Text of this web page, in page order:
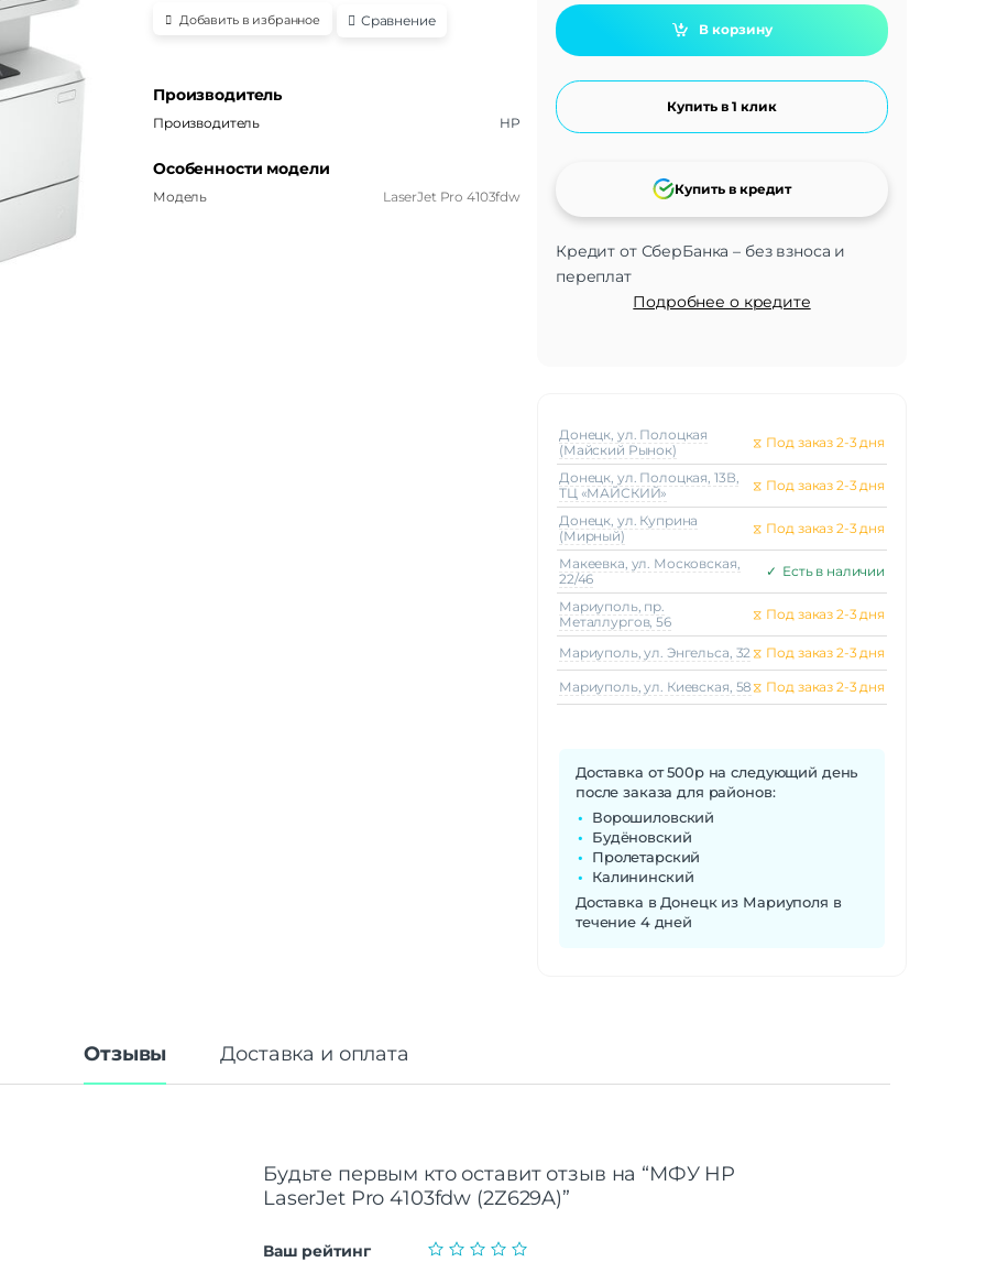
Добавить в избранное Сравнение
Производитель
Производитель HP
Особенности модели
Модель LaserJet Pro 4103fdw
В корзину
Купить в 1 клик
Кредит от СберБанка – без взноса и
переплат
Подробнее о кредите
Купить в кредит
Донецк, ул. Полоцкая
(Майский Рынок)
⧖ Под заказ 2-3 дня
Донецк, ул. Полоцкая, 13В,
ТЦ «МАЙСКИЙ»
⧖ Под заказ 2-3 дня
Донецк, ул. Куприна
(Мирный)
⧖ Под заказ 2-3 дня
Макеeвка, ул. Московская,
22/46
✓ Есть в наличии
Мариуполь, пр.
Металлургов, 56
⧖ Под заказ 2-3 дня
Мариуполь, ул. Энгельса, 32 ⧖ Под заказ 2-3 дня
Мариуполь, ул. Киевская, 58 ⧖ Под заказ 2-3 дня
Доставка от 500р на следующий день
после заказа для районов:
Ворошиловский
Будёновский
Пролетарский
Калининский
Доставка в Донецк из Мариуполя в
течение 4 дней
Отзывы Доставка и оплата
Будьте первым кто оставит отзыв на “МФУ HP
LaserJet Pro 4103fdw (2Z629A)”
Ваш рейтинг